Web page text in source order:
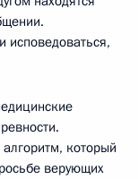
исповедоваться,
который
верующих